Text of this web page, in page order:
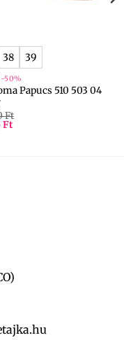
38 39
-50%
Papucs 510 503 04
Ft
Ft